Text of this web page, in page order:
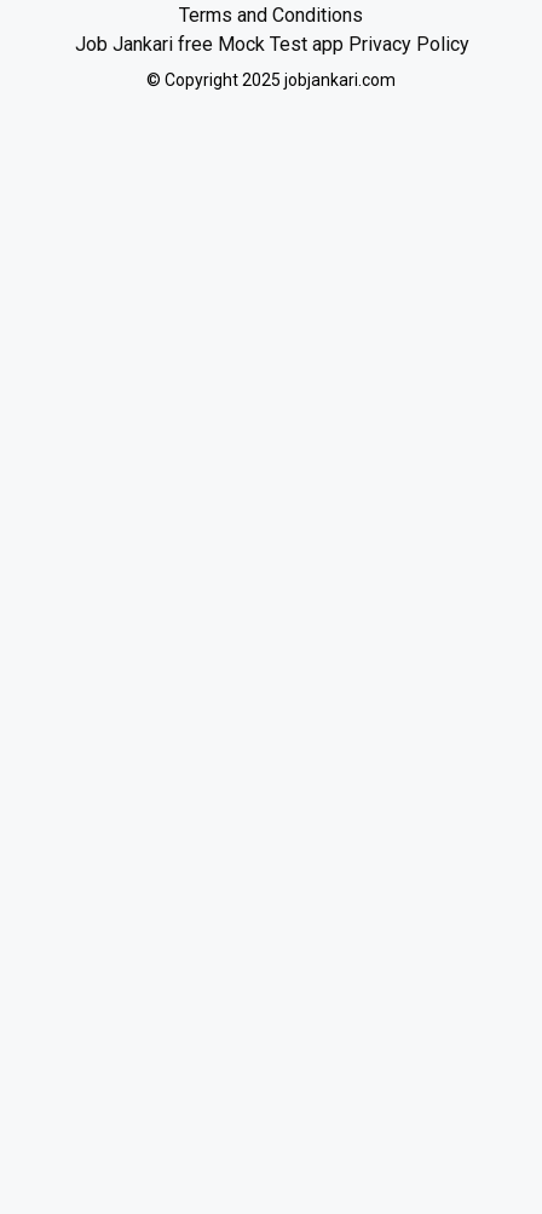
Terms and Conditions
Job Jankari free Mock Test app Privacy Policy
© Copyright 2025 jobjankari.com